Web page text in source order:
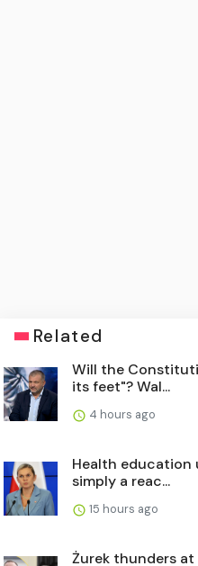
Related
Will the
its feet"? Wal...
4 hours ago
Health education
simply a reac...
15 hours ago
Żurek thunders at